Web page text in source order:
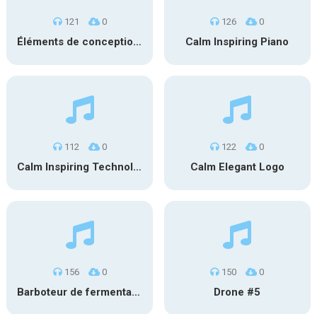
121 0
Éléments de conception sonore SFX PS 022
126 0
Calm Inspiring Piano
112 0
Calm Inspiring Technology Logo
122 0
Calm Elegant Logo
156 0
Barboteur de fermentation #1
150 0
Drone #5